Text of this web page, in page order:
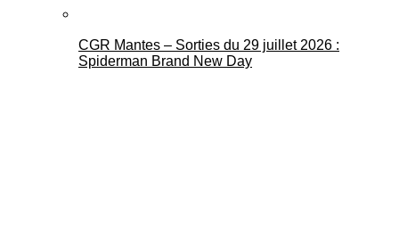
CGR Mantes – Sorties du 29 juillet 2026 :
Spiderman Brand New Day